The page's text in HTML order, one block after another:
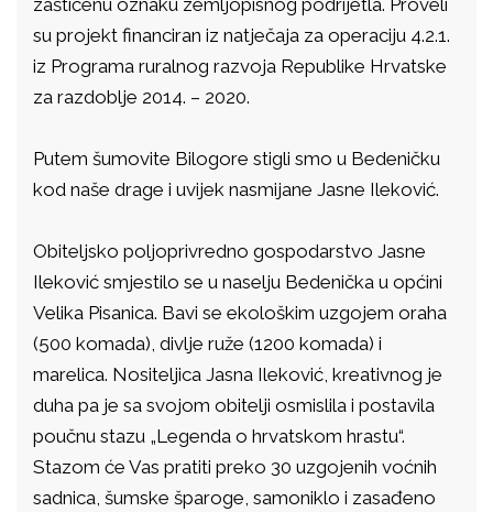
zaštićenu oznaku zemljopisnog podrijetla. Proveli
su projekt financiran iz natječaja za operaciju 4.2.1.
iz Programa ruralnog razvoja Republike Hrvatske
za razdoblje 2014. – 2020.
Putem šumovite Bilogore stigli smo u Bedeničku
kod naše drage i uvijek nasmijane Jasne Ileković.
Obiteljsko poljoprivredno gospodarstvo Jasne
Ileković smjestilo se u naselju Bedenička u općini
Velika Pisanica. Bavi se ekološkim uzgojem oraha
(500 komada), divlje ruže (1200 komada) i
marelica. Nositeljica Jasna Ileković, kreativnog je
duha pa je sa svojom obitelji osmislila i postavila
poučnu stazu „Legenda o hrvatskom hrastu“.
Stazom će Vas pratiti preko 30 uzgojenih voćnih
sadnica, šumske šparoge, samoniklo i zasađeno